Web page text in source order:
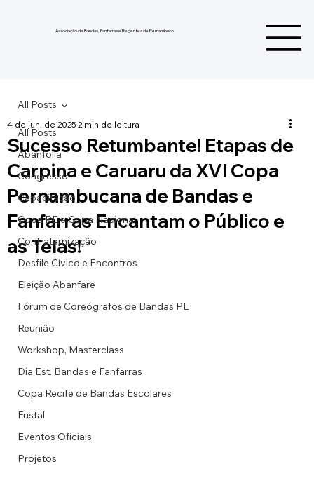
Associação de Bandas, Fanfarras e Regentes de Pernambuco
All Posts
Abanfolia
Congresso
Capacitação
Copa PE e Copa Nacional
Confraternização
Desfile Cívico e Encontros
Eleição Abanfare
Fórum de Coreógrafos de Bandas PE
Reunião
Workshop, Masterclass
Dia Est. Bandas e Fanfarras
Copa Recife de Bandas Escolares
Fustal
Eventos Oficiais
Projetos
All Posts
Sucesso Retumbante! Etapas de
Carpina e Caruaru da XVI Copa
Pernambucana de Bandas e
Fanfarras Encantam o Público e
as Telas!
4 de jun. de 20252 min de leitura